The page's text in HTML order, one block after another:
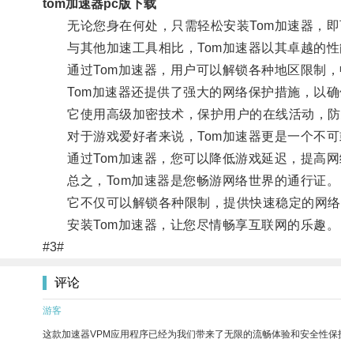
tom加速器pc版下载
无论您身在何处，只需轻松安装Tom加速器，即
与其他加速工具相比，Tom加速器以其卓越的性
通过Tom加速器，用户可以解锁各种地区限制，
Tom加速器还提供了强大的网络保护措施，以确
它使用高级加密技术，保护用户的在线活动，防
对于游戏爱好者来说，Tom加速器更是一个不可
通过Tom加速器，您可以降低游戏延迟，提高网
总之，Tom加速器是您畅游网络世界的通行证。
它不仅可以解锁各种限制，提供快速稳定的网络
安装Tom加速器，让您尽情畅享互联网的乐趣。
#3#
评论
游客
这款加速器VPM应用程序已经为我们带来了无限的流畅体验和安全性保